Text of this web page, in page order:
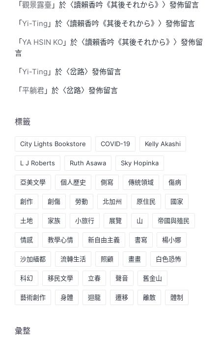
「觀景露臺 」於〈讀賴香吟《其後それから》 〉發佈留言
「Yi-Ting 」於〈讀賴香吟《其後それから》 〉發佈留言
「YA HSIN KO 」於〈讀賴香吟《其後それから》 〉發佈留
言
「Yi-Ting 」於〈岔路〉發佈留言
「平躺君 」於〈岔路〉發佈留言
標籤
City Lights Bookstore COVID-19 Kelly Akashi
L J Roberts Ruth Asawa Sky Hopinka
亞美文學 個人歷史 側寫 傳統領域 傷病
創作 創傷 勞動 北加州 原住民 國家
土地 家族 小旅行 展覽 山 帝國與殖民
情感 教學心情 新自由主義 書寫 楊小娜
沙加緬都 流轉生活 照顧 畫畫 白色恐怖
科幻 移民文學 立春 聲音 舊金山
藝術創作 身體 迴龍 遷移 離散 體制
彙整